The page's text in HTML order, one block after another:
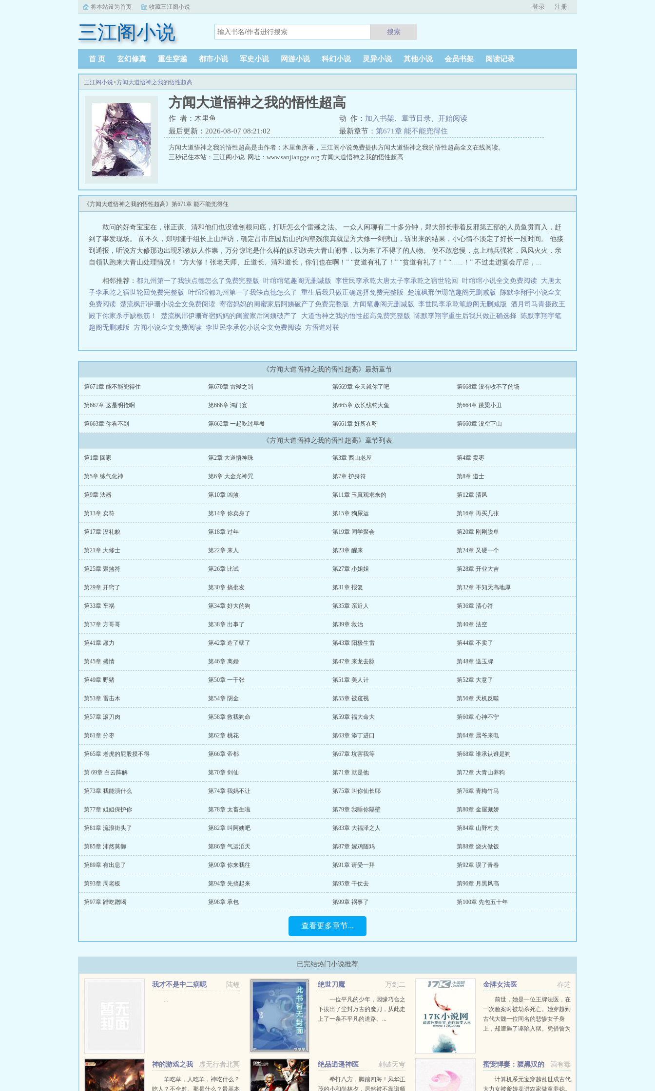
将本站设为首页 收藏三江阁小说 登录 注册
三江阁小说 搜索
首 页 玄幻修真 重生穿越 都市小说 军史小说 网游小说 科幻小说 灵异小说 其他小说 会员书架 阅读记录
三江阁小说>方闻大道悟神之我的悟性超高
方闻大道悟神之我的悟性超高
作 者：木里鱼 动 作： 加入书架 章节目录
开始阅读
最后更新：2026-08-07 08:21:02
最新章节： 第671章 能不能兜得住
方闻大道悟神之我的悟性超高是由作者：木里鱼所著，三江阁小说免费提供方闻大道悟神之我的悟性超高全文在线阅读。
三秒记住本站：三江阁小说 网址：www.sanjiangge.org 方闻大道悟神之我的悟性超高
《方闻大道悟神之我的悟性超高》第671章 能不能兜得住
敢问的好奇宝宝在，张正谦、清和他们也没谁刨根问底，打听怎么个雷殛之法。 一众人闲聊有二十多分钟，郑大部长带着反邪第五部的人员鱼贯而入，赶
到了事发现场。 前不久，郑明随于组长上山拜访，确定吕市庄园后山的沟壑残痕真就是方大修一剑劈山，斩出来的结果，小心情不淡定了好长一段时间。 他接
到通报，听说方大修那边出现邪教妖人作祟，万分惊诧是什么样的妖邪敢去大青山闹事，以为来了不得了的人物。 便不敢怠慢，点上精兵强将，风风火火，亲
自领队跑来大青山处理情况！ “方大修！张老天师、丘道长、清和道长，你们也在啊！” “贫道有礼了！” “贫道有礼了！” “......！” 不过走进宴会厅后，...
相邻推荐： 都九州第一了我缺点德怎么了免费完整版 叶绾绾笔趣阁无删减版 李世民李承乾大唐太子李承乾之宿世轮回 叶绾绾小说全文免费阅读 大唐太
子李承乾之宿世轮回免费完整版
叶绾绾都九州第一了我缺点德怎么了 重生后我只做正确选择免费完整版 楚流枫邢伊珊笔趣阁无删减版
陈默李翔宇小说全文
免费阅读 楚流枫邢伊珊小说全文免费阅读 寄宿妈妈的闺蜜家后阿姨破产了免费完整版 方闻笔趣阁无删减版 李世民李承乾笔趣阁无删减版
酒月司马青摄政王
殿下你家杀手缺根筋！
楚流枫邢伊珊寄宿妈妈的闺蜜家后阿姨破产了 大道悟神之我的悟性超高免费完整版 陈默李翔宇重生后我只做正确选择
陈默李翔宇笔
趣阁无删减版
方闻小说全文免费阅读 李世民李承乾小说全文免费阅读 方悟道对联
《方闻大道悟神之我的悟性超高》最新章节
第671章 能不能兜得住 第670章 雷殛之罚 第669章 今天就你了吧 第668章 没有收不了的场
第667章 这是明抢啊 第666章 鸿门宴 第665章 放长线钓大鱼 第664章 跳梁小丑
第663章 你看不到 第662章 一起吃过早餐 第661章 好所在呀 第660章 没空下山
《方闻大道悟神之我的悟性超高》章节列表
第1章 回家 第2章 大道悟神珠 第3章 西山老屋 第4章 卖枣
第5章 练气化神 第6章 大金光神咒 第7章 护身符 第8章 道士
第9章 法器 第10章 凶煞 第11章 玉真观求来的 第12章 清风
第13章 卖符 第14章 你卖身了 第15章 狗屎运 第16章 再买几张
第17章 没礼貌 第18章 过年 第19章 同学聚会 第20章 刚刚脱单
第21章 大修士 第22章 来人 第23章 醒来 第24章 又硬一个
第25章 聚煞符 第26章 比试 第27章 小姐姐 第28章 开业大吉
第29章 开窍了 第30章 搞批发 第31章 报复 第32章 不知天高地厚
第33章 车祸 第34章 好大的狗 第35章 亲近人 第36章 清心符
第37章 方哥哥 第38章 出事了 第39章 救治 第40章 法空
第41章 愿力 第42章 造了孽了 第43章 阳极生雷 第44章 不卖了
第45章 盛情 第46章 离婚 第47章 来龙去脉 第48章 送玉牌
第49章 野猪 第50章 一千张 第51章 美人计 第52章 大意了
第53章 雷击木 第54章 阴金 第55章 被窥视 第56章 天机反噬
第57章 滚刀肉 第58章 救我狗命 第59章 福大命大 第60章 心神不宁
第61章 分枣 第62章 桃花 第63章 添丁进口 第64章 晨爷来电
第65章 老虎的屁股摸不得 第66章 帝都 第67章 坑害我等 第68章 谁承认谁是狗
第 69章 白云阵解 第70章 剑仙 第71章 就是他 第72章 大青山养狗
第73章 我能演什么 第74章 我妈不让 第75章 叫你仙长耶 第76章 青梅竹马
第77章 姐姐保护你 第78章 太畜生啦 第79章 我睡你隔壁 第80章 金屋藏娇
第81章 流浪街头了 第82章 叫阿姨吧 第83章 大福泽之人 第84章 山野村夫
第85章 沛然莫御 第86章 气运滔天 第87章 嫁鸡随鸡 第88章 烧火做饭
第89章 有出息了 第90章 你来我往 第91章 请受一拜 第92章 误了青春
第93章 周老板 第94章 先搞起来 第95章 干仗去 第96章 月黑风高
第97章 蹭吃蹭喝 第98章 承包 第99章 祸事了 第100章 先包五十年
查看更多章节...
已完结热门小说推荐
陆鲤
我才不是中二病呢
...
万剑二
绝世刀魔
一位平凡的少年，因缘巧合之
下拔出了尘封万古的魔刀，从此走
上了一条不平凡的道路。...
春芝
金牌女法医
前世，她是一位王牌法医，在
一次验案时被劫杀死亡。她穿越到
古代大魏一位同名的悲惨女子身
上，却遭遇了诬陷入狱。凭借曾为
个不可告人的阴谋...
虚无行者北冥
神的游戏之我
是星球的远大意志
羊吃草，人吃羊，神吃什么？
吃人？不全对。那是什么？最基本
刺破天穹
绝品逍遥神医
拳打八方，脚踹四海！风华正
茂的小和尚林夕，居然被不靠谱师
酒有毒
蜜宠悍妻：腹黑汉的
心尖宠计算机系元宝穿越乱世成古代
大力女被爹娘卖进农家做童养媳。